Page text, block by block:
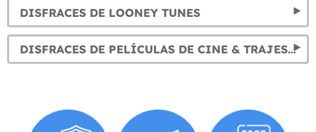
DISFRACES DE LOONEY TUNES
DISFRACES DE PELÍCULAS DE CINE & TRAJES DE SERIES DE TV